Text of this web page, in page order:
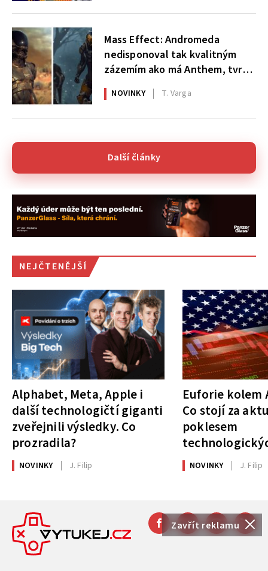
Zavřít reklamu
Mass Effect: Andromeda
nedisponoval tak kvalitným
zázemím ako má Anthem, tvrdí
BioWare
NOVINKY T. Varga
Další články
NEJČTENĚJŠÍ
Alphabet, Meta, Apple i
další technologičtí giganti
zveřejnili výsledky. Co
prozradila?
NOVINKY J. Filip
Euforie kolem
Co stojí za
poklesem
NOVINKY J. Filip